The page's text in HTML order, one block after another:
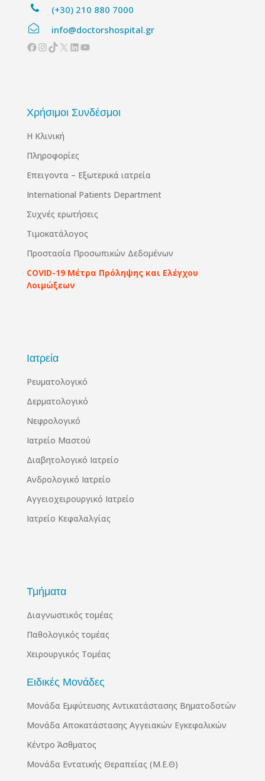
(+30) 210 880 7000
info@doctorshospital.gr
Facebook
Instagram
TikTok
X Linkedin
YouTube
Χρήσιμοι Συνδέσμοι
Η Κλινική
Πληροφορίες
Επειγοντα – Εξωτερικά ιατρεία
International Patients Department
Συχνές ερωτήσεις
Τιμοκατάλογος
Προστασία Προσωπικών Δεδομένων
COVID-19 Μέτρα Πρόληψης και Ελέγχου
Λοιμώξεων
Ιατρεία
Ρευματολογικό
Δερματολογικό
Νεφρολογικό
Ιατρείο Μαστού
Διαβητολογικό Ιατρείο
Ανδρολογικό Ιατρείο
Αγγειοχειρουργικό Ιατρείο
Ιατρείο Κεφαλαλγίας
Τμήματα
Διαγνωστικός τομέας
Παθολογικός τομέας
Χειρουργικός Τομέας
Ειδικές Μονάδες
Μονάδα Εμφύτευσης Αντικατάστασης Βηματοδοτών
Μονάδα Αποκατάστασης Αγγειακών Εγκεφαλικών
Κέντρο Άσθματος
Μονάδα Εντατικής Θεραπείας (Μ.Ε.Θ)